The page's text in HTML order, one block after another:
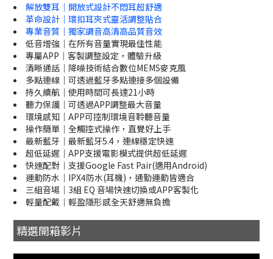
解放雙耳｜開放式設計不悶耳超舒適
革命設計｜環扣耳夾式靈活調整貼合
專業音質｜獨家調音高清高品質音效
低音增強｜在所有音量實現最佳性能
專屬APP｜客製調整設定，體驗升級
清晰通話｜降噪技術結合數位MEMS麥克風
多點連線｜可透過藍牙多點連接多個設備
持久續航｜使用時間可長達21小時
聽力保護｜可透過APP調整最大音量
環境感知｜APP可控制環境音聆聽音量
操作簡單｜全觸控式操作，直覺好上手
最新藍牙｜最新藍牙5.4，連線穩定快速
超低延遲｜APP支援電影模式提供超低延遲
快速配對｜支援Google Fast Pair(適用Android)
運動防水｜IPX4防水(耳機)，通勤運動皆適合
三組音場｜3組 EQ 音場快速切換或APP客製化
輕量配戴｜輕盈隱形感全天舒適無負擔
精選開箱影片